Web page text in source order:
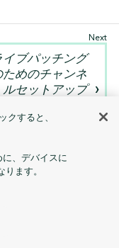
イブパッチング
ためのチャンネ
ルセットアップ
クすると、
、デバイスに
ます。